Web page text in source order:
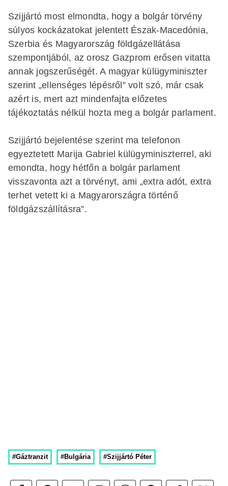
Szijjártó most elmondta, hogy a bolgár törvény
súlyos kockázatokat jelentett Észak-Macedónia,
Szerbia és Magyarország földgázellátása
szempontjából, az orosz Gazprom erősen vitatta
annak jogszerűségét. A magyar külügyminiszter
szerint „ellenséges lépésről” volt szó, már csak
azért is, mert azt mindenfajta előzetes
tájékoztatás nélkül hozta meg a bolgár parlament.
Szijjártó bejelentése szerint ma telefonon
egyeztetett Marija Gabriel külügyminiszterrel, aki
emondta, hogy hétfőn a bolgár parlament
visszavonta azt a törvényt, ami „extra adót, extra
terhet vetett ki a Magyarországra történő
földgázszállításra”.
#Gáztranzit #Bulgária #Szijjártó Péter